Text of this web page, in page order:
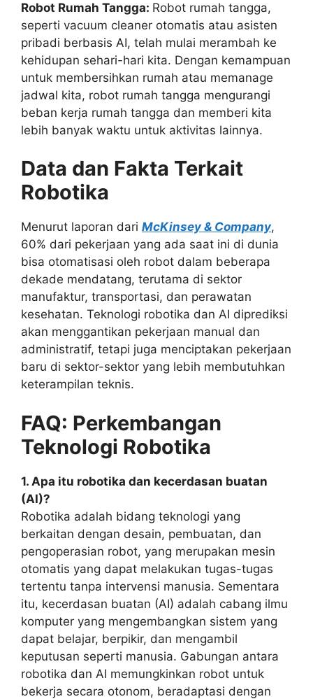
Robot Rumah Tangga: Robot rumah tangga,
seperti vacuum cleaner otomatis atau asisten
pribadi berbasis AI, telah mulai merambah ke
kehidupan sehari-hari kita. Dengan kemampuan
untuk membersihkan rumah atau memanage
jadwal kita, robot rumah tangga mengurangi
beban kerja rumah tangga dan memberi kita
lebih banyak waktu untuk aktivitas lainnya.
Data dan Fakta Terkait
Robotika
Menurut laporan dari McKinsey & Company,
60% dari pekerjaan yang ada saat ini di dunia
bisa otomatisasi oleh robot dalam beberapa
dekade mendatang, terutama di sektor
manufaktur, transportasi, dan perawatan
kesehatan. Teknologi robotika dan AI diprediksi
akan menggantikan pekerjaan manual dan
administratif, tetapi juga menciptakan pekerjaan
baru di sektor-sektor yang lebih membutuhkan
keterampilan teknis.
FAQ: Perkembangan
Teknologi Robotika
1. Apa itu robotika dan kecerdasan buatan
(AI)?
Robotika adalah bidang teknologi yang
berkaitan dengan desain, pembuatan, dan
pengoperasian robot, yang merupakan mesin
otomatis yang dapat melakukan tugas-tugas
tertentu tanpa intervensi manusia. Sementara
itu, kecerdasan buatan (AI) adalah cabang ilmu
komputer yang mengembangkan sistem yang
dapat belajar, berpikir, dan mengambil
keputusan seperti manusia. Gabungan antara
robotika dan AI memungkinkan robot untuk
bekerja secara otonom, beradaptasi dengan